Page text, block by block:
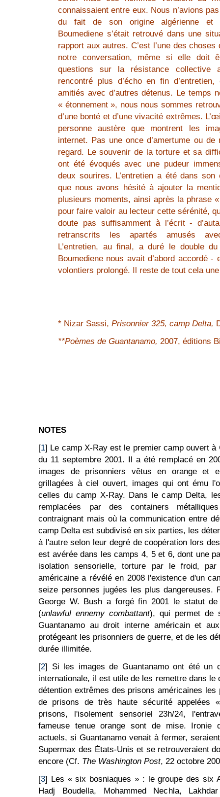
connaissaient entre eux. Nous n’avions
du fait de son origine algérienne et
Boumediene s’était retrouvé dans une
rapport aux autres. C’est l’une des
notre conversation, même si elle doit
questions sur la résistance collective
rencontré plus d’écho en fin
amitiés avec d’autres détenus. Le temps
« étonnement », nous nous sommes
d’une bonté et d’une vivacité extrêmes.
personne austère que montrent les
internet. Pas une once d’amertume ou de
regard. Le souvenir de la torture et sa
ont été évoqués avec une pudeur
deux sourires. L’entretien a été dans son
que nous avons hésité à ajouter la
plusieurs moments, ainsi après la phrase
pour faire valoir au lecteur cette sérénité,
doute pas suffisamment à l’écrit -
retranscrits les apartés amusés
L’entretien, au final, a duré le double
Boumediene nous avait d’abord accordé -
volontiers prolongé. Il reste de tout cela
* Nizar Sassi, Prisonnier 325, camp Delta,
**Poèmes de Guantanamo, 2007, éditions
NOTES
[1] Le camp X-Ray est le premier camp ouvert à
du 11 septembre 2001. Il a été remplacé en
images de prisonniers vêtus en orange et
grillagées à ciel ouvert, images qui ont ému
celles du camp X-Ray. Dans le camp Delta,
remplacées par des containers
contraignant mais où la communication entre
camp Delta est subdivisé en six parties, les
à l'autre selon leur degré de coopération lors
est avérée dans les camps 4, 5 et 6, dont une
isolation sensorielle, torture par le froid,
américaine a révélé en 2008 l'existence d'un
seize personnes jugées les plus dangereuses.
George W. Bush a forgé fin 2001 le statut
(unlawful ennemy combattant), qui permet de
Guantanamo au droit interne américain et
protégeant les prisonniers de guerre, et de les
durée illimitée.
[2] Si les images de Guantanamo ont été un
internationale, il est utile de les remettre dans le
détention extrêmes des prisons américaines
de prisons de très haute sécurité appelées
prisons, l'isolement sensoriel 23h/24,
fameuse tenue orange sont de mise. Ironie
actuels, si Guantanamo venait à fermer,
Supermax des États-Unis et se retrouveraient
encore (Cf. The Washington Post, 22 octobre
[3] Les « six bosniaques » : le groupe des six
Hadj Boudella, Mohammed Nechla,